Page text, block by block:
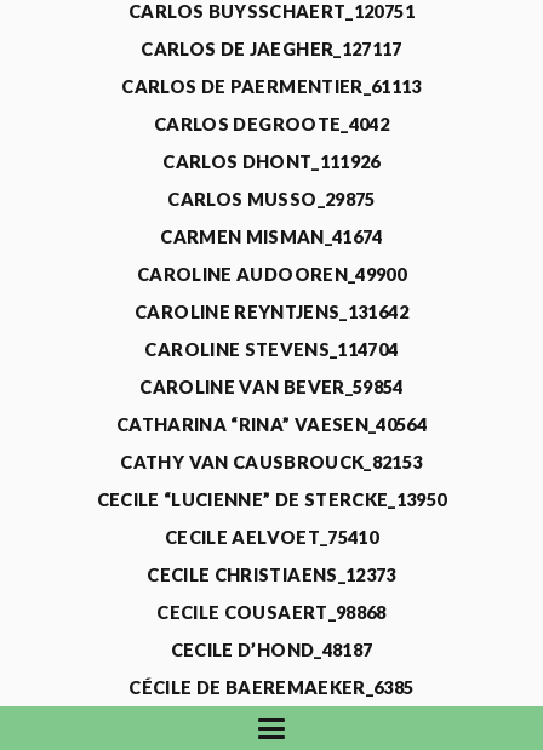
CARLOS BUYSSCHAERT_120751
CARLOS DE JAEGHER_127117
CARLOS DE PAERMENTIER_61113
CARLOS DEGROOTE_4042
CARLOS DHONT_111926
CARLOS MUSSO_29875
CARMEN MISMAN_41674
CAROLINE AUDOOREN_49900
CAROLINE REYNTJENS_131642
CAROLINE STEVENS_114704
CAROLINE VAN BEVER_59854
CATHARINA “RINA” VAESEN_40564
CATHY VAN CAUSBROUCK_82153
CECILE “LUCIENNE” DE STERCKE_13950
CECILE AELVOET_75410
CECILE CHRISTIAENS_12373
CECILE COUSAERT_98868
CECILE D’HOND_48187
CÉCILE DE BAEREMAEKER_6385
CECILE DE WAELE_4731